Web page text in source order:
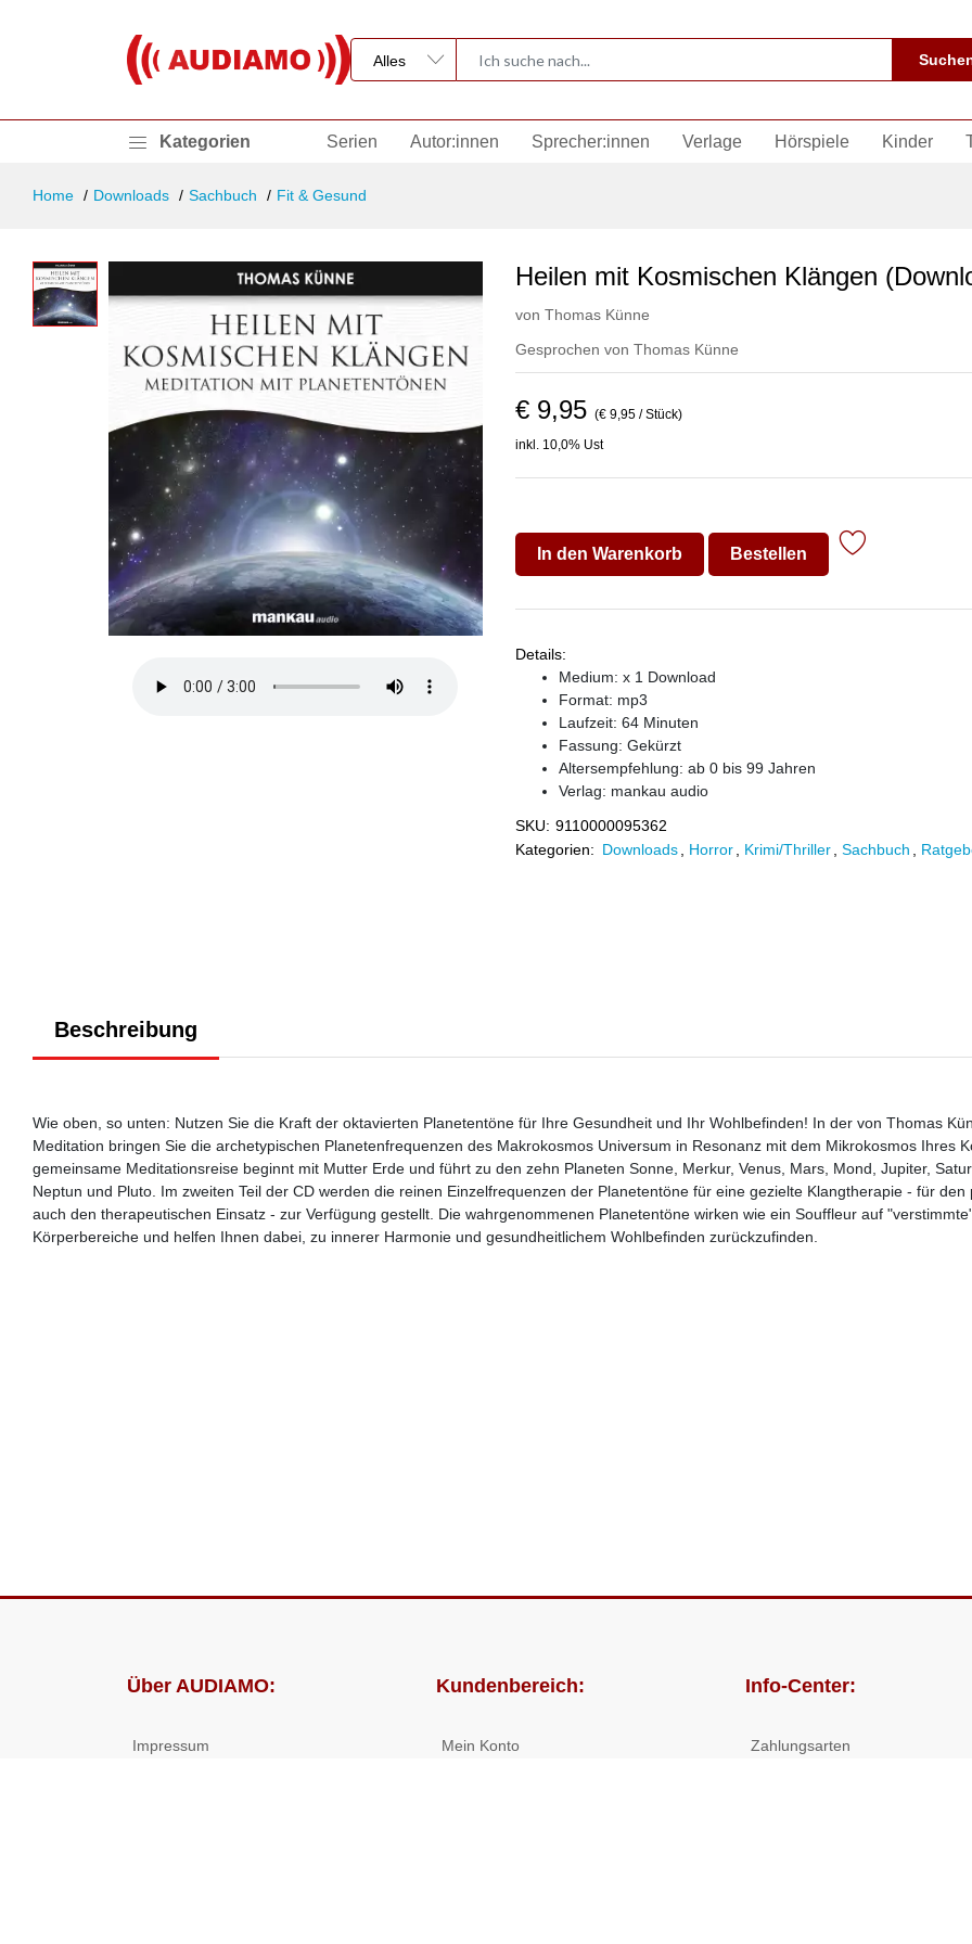
Kategorien Serien Autor:innen Sprecher:innen Verlage Hörspiele Kinder
Home Downloads Sachbuch Fit & Gesund
Heilen mit Kosmischen Klängen
von Thomas Künne
Gesprochen von Thomas Künne
€ 9,95 (€ 9,95 / Stück)
inkl. 10,0% Ust
In den Warenkorb Bestellen
Details:
Medium: x 1 Download
Format: mp3
Laufzeit: 64 Minuten
Fassung: Gekürzt
Altersempfehlung: ab 0 bis 99 Jahren
Verlag: mankau audio
SKU: 9110000095362
Kategorien: Downloads Horror Krimi/Thriller Sachbuch
Beschreibung
Wie oben, so unten: Nutzen Sie die Kraft der oktavierten Planetentöne für Ihre Gesundheit und Ihr Wohlbefinden! In der von Thomas
Meditation bringen Sie die archetypischen Planetenfrequenzen des Makrokosmos Universum in Resonanz mit dem Mikrokosmos Ihres
gemeinsame Meditationsreise beginnt mit Mutter Erde und führt zu den zehn Planeten Sonne, Merkur, Venus, Mars, Mond, Jupiter,
Neptun und Pluto. Im zweiten Teil der CD werden die reinen Einzelfrequenzen der Planetentöne für eine gezielte Klangtherapie - für den
auch den therapeutischen Einsatz - zur Verfügung gestellt. Die wahrgenommenen Planetentöne wirken wie ein Souffleur auf
Körperbereiche und helfen Ihnen dabei, zu innerer Harmonie und gesundheitlichem Wohlbefinden zurückzufinden.
Über AUDIAMO:
Impressum
Kundenbereich:
Mein Konto
Info-Center:
Zahlungsarten